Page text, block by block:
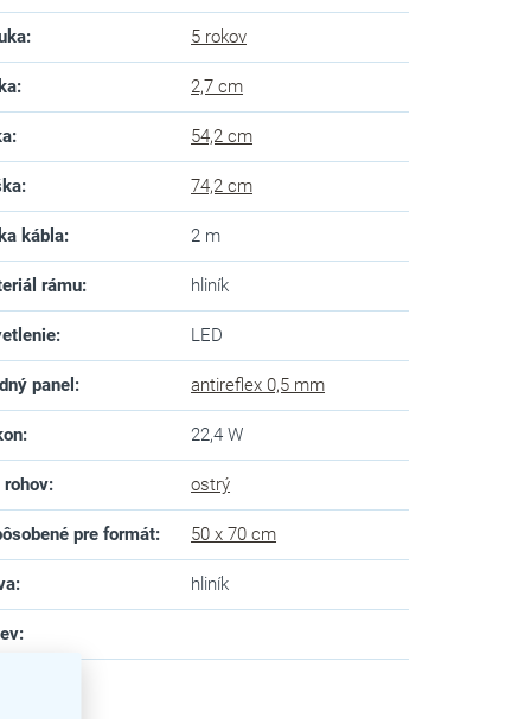
: 5 rokov
: 2,7 cm
: 54,2 cm
: 74,2 cm
kábla: 2 m
rámu: hliník
: LED
panel : antireflex 0,5 mm
: 22,4 W
rohov: ostrý
pre formát: 50 x 70 cm
: hliník
: